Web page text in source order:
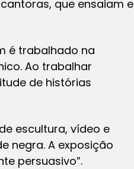
que ensaiam e
é trabalhado na
Ao trabalhar
de histórias
escultura, vídeo e
negra. A exposição
persuasivo”.